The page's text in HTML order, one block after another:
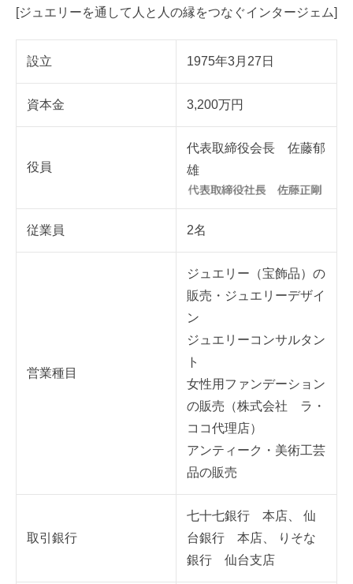
[ジュエリーを通して人と人の縁をつなぐインタージェム]
設立 1975年3月27日
資本金 3,200万円
役員
代表取締役会長 佐藤郁
雄
従業員 2名
営業種目
ジュエリー（宝飾品）の
販売・ジュエリーデザイ
ン
ジュエリーコンサルタン
ト
女性用ファンデーション
の販売（株式会社 ラ・
ココ代理店）
アンティーク・美術工芸
品の販売
取引銀行
七十七銀行 本店、 仙
台銀行 本店、 りそな
銀行 仙台支店